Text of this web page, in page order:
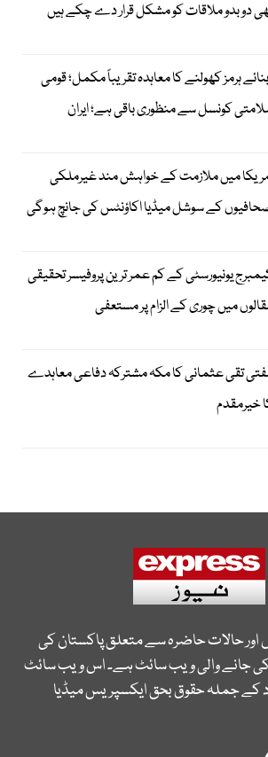
دوبدو ملاقات کو مشکل قرار دے چکے ہیں
ہرمز کھولنے کا معاہدہ تقریباً مکمل؛ قومی
کونسل سے منظوری باقی ہے؛ ایران
میں ملازمت کے خواہش مند غیرملکی
کے سوشل میڈیا اکاؤنٹس کی جانچ ہوگی
یونیورسٹی کے کم عمر ترین پروفیسر تحقیقی
میں چوری کے الزام پر مستعفی
تقی عثمانی کا مکہ مشترکہ دفاعی معاہدے
خیرمقدم
اور حالات حاضرہ سے متعلق پاکستان کی
جانے والی ویب سائٹ ہے۔ اس ویب سائٹ
کے جملہ حقوق بحق ایکسپریس میڈیا